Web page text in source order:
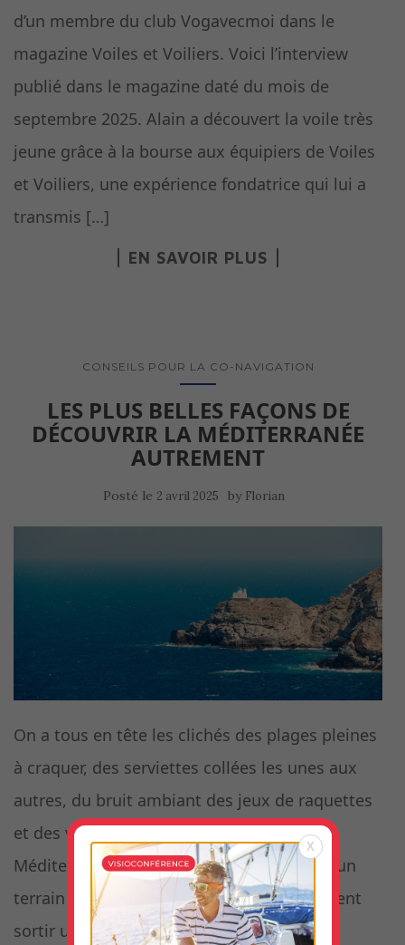
d’un membre du club Vogavecmoi dans le
magazine Voiles et Voiliers. Voici l’interview
publié dans le magazine daté du mois de
septembre 2025. Alain a découvert la voile très
jeune grâce à la bourse aux équipiers de Voiles
et Voiliers, une expérience fondatrice qui lui a
transmis […]
EN SAVOIR PLUS
CONSEILS POUR LA CO-NAVIGATION
LES PLUS BELLES FAÇONS DE
DÉCOUVRIR LA MÉDITERRANÉE
AUTREMENT
Posté le 2 avril 2025 by Florian
On a tous en tête les clichés des plages pleines
à craquer, des serviettes collées les unes aux
autres, du bruit ambiant des jeux de raquettes
et des vendeurs ambulants. Mais la
Méditerranée, c’est bien plus que ça, c’est un
terrain de jeu immense pour ceux qui aiment
sortir un peu du cadre, prendre le […]
X